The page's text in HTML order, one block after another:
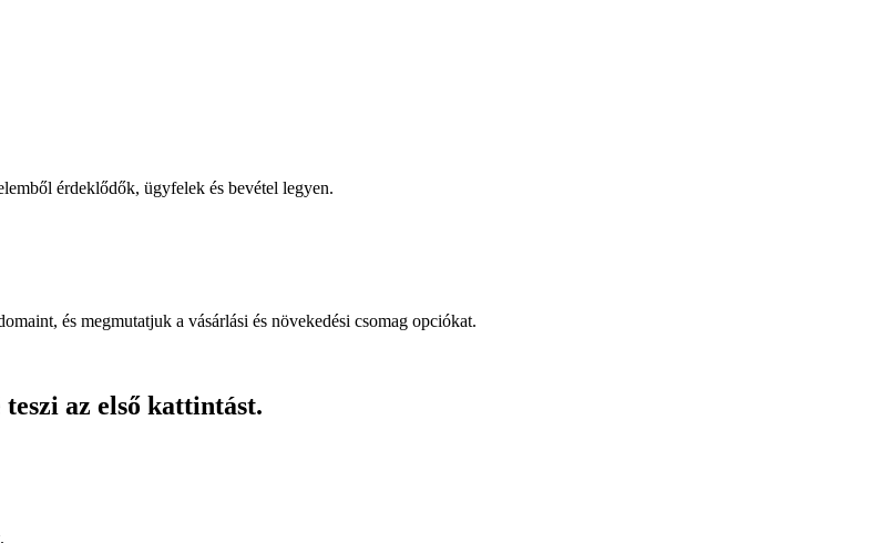
érdeklődők, ügyfelek és bevétel legyen.
és megmutatjuk a vásárlási és növekedési csomag opciókat.
az első kattintást.